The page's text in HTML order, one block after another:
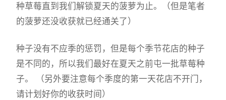
种草莓直到我们解锁夏天的菠萝为止。（但是笔者
的菠萝还没收获就已经通关了）
种子没有不应季的惩罚，但是每个季节花店的种子
是不同的，所以我们最好在夏天之前屯一批草莓种
子。 （另外要注意每个季度的第一天花店不开门，
请计划好你的收获时间）